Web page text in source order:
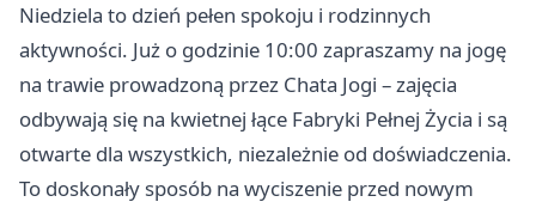
Niedziela to dzień pełen spokoju i rodzinnych
aktywności. Już o godzinie 10:00 zapraszamy na jogę
na trawie prowadzoną przez Chata Jogi – zajęcia
odbywają się na kwietnej łące Fabryki Pełnej Życia i są
otwarte dla wszystkich, niezależnie od doświadczenia.
To doskonały sposób na wyciszenie przed nowym